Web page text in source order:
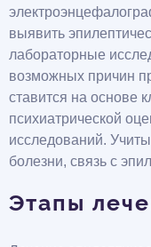
выявить
лабораторные
возможных причин
ставится на основе
психиатрической
исследований.
болезни, связь с
Этапы